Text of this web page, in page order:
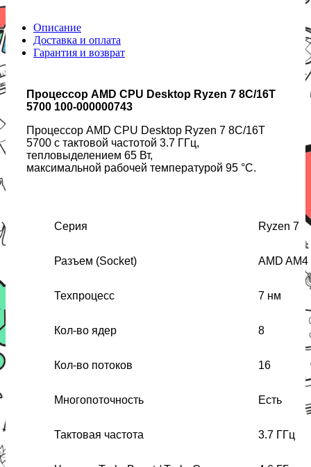
Описание
Доставка и оплата
Гарантия и возврат
Процессор AMD CPU Desktop Ryzen 7 8C/16T
5700 100-000000743
Процессор AMD CPU Desktop Ryzen 7 8C/16T
5700 с тактовой частотой 3.7 ГГц,
тепловыделением 65 Вт,
максимальной рабочей температурой 95 °С.
Серия Ryzen 7
Разъем (Socket) AMD AM4
Техпроцесс 7 нм
Кол-во ядер 8
Кол-во потоков 16
Многопоточность Есть
Тактовая частота 3.7 ГГц